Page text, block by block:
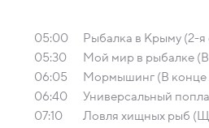
05:00
Рыбалка в Крыму (2-я
05:30
Мой мир в рыбалке
06:05
Мормышинг (В конце
06:40
Универсальный
07:10
Ловля хищных рыб